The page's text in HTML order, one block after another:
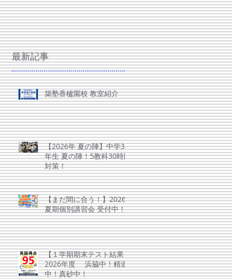
最新記事
築塾香櫨園校 教室紹介
【2026年 夏の陣】中学3
年生 夏の陣！5教科30時間
対策！
【まだ間に合う！】2026
夏期個別講習会 受付中！
【１学期期末テスト結果】
2026年度 浜脇中！精道
中！真砂中！